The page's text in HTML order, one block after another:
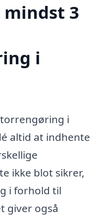
3
i
i
altid at indhente
ikke blot sikrer,
i forhold til
giver også